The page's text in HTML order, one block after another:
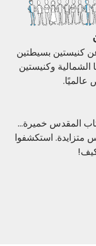
عن كنيستين بسيطتين
أمريكا الشمالية وكنيستين
المقدس خميرة...
متزايدة. استكشفوا